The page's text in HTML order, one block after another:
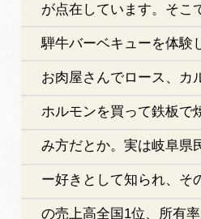
が点在しています。そこ
騨牛バーベキューを体験
お肉屋さんでロース、カ
ホルモンを買って鉄板で
み方だとか。実は岐阜県
ー好きとして知られ、そ
の売上高全国1位、所有